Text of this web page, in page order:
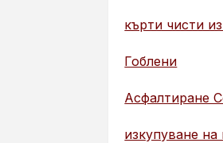
кърти чисти
Гоблени
Асфалтиране
изкупуване на